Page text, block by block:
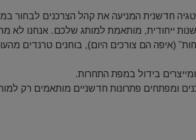
חדשנית המניעה את קהל הצרכנים לבחור
ייחודית, מותאמת למותג שלכם. אנחנו לא
(איפה הם צורכים היום), בוחנים טרנדים
בידול במפת התחרות.
ומפתחים פתרונות חדשניים מותאמים רק